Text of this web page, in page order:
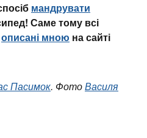
мандрувати
Саме тому всі
описані мною на сайті
Пасимок. ФотоВасиля